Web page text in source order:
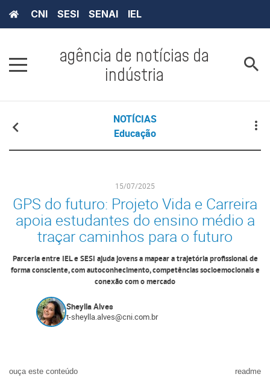
CNI SESI SENAI IEL
agência de notícias da
indústria
NOTÍCIAS
Educação
15/07/2025
GPS do futuro: Projeto Vida e Carreira
apoia estudantes do ensino médio a
traçar caminhos para o futuro
Parceria entre IEL e SESI ajuda jovens a mapear a trajetória profissional de
forma consciente, com autoconhecimento, competências socioemocionais e
conexão com o mercado
Sheylla Alves
t-sheylla.alves@cni.com.br
ouça este conteúdo readme